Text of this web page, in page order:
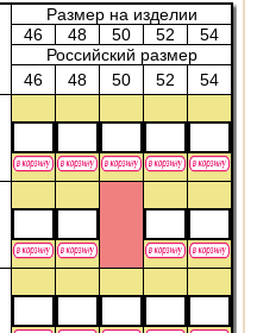
Размер на изделии
46
48 50 52
54
Российский размер
46
48 50 52 54